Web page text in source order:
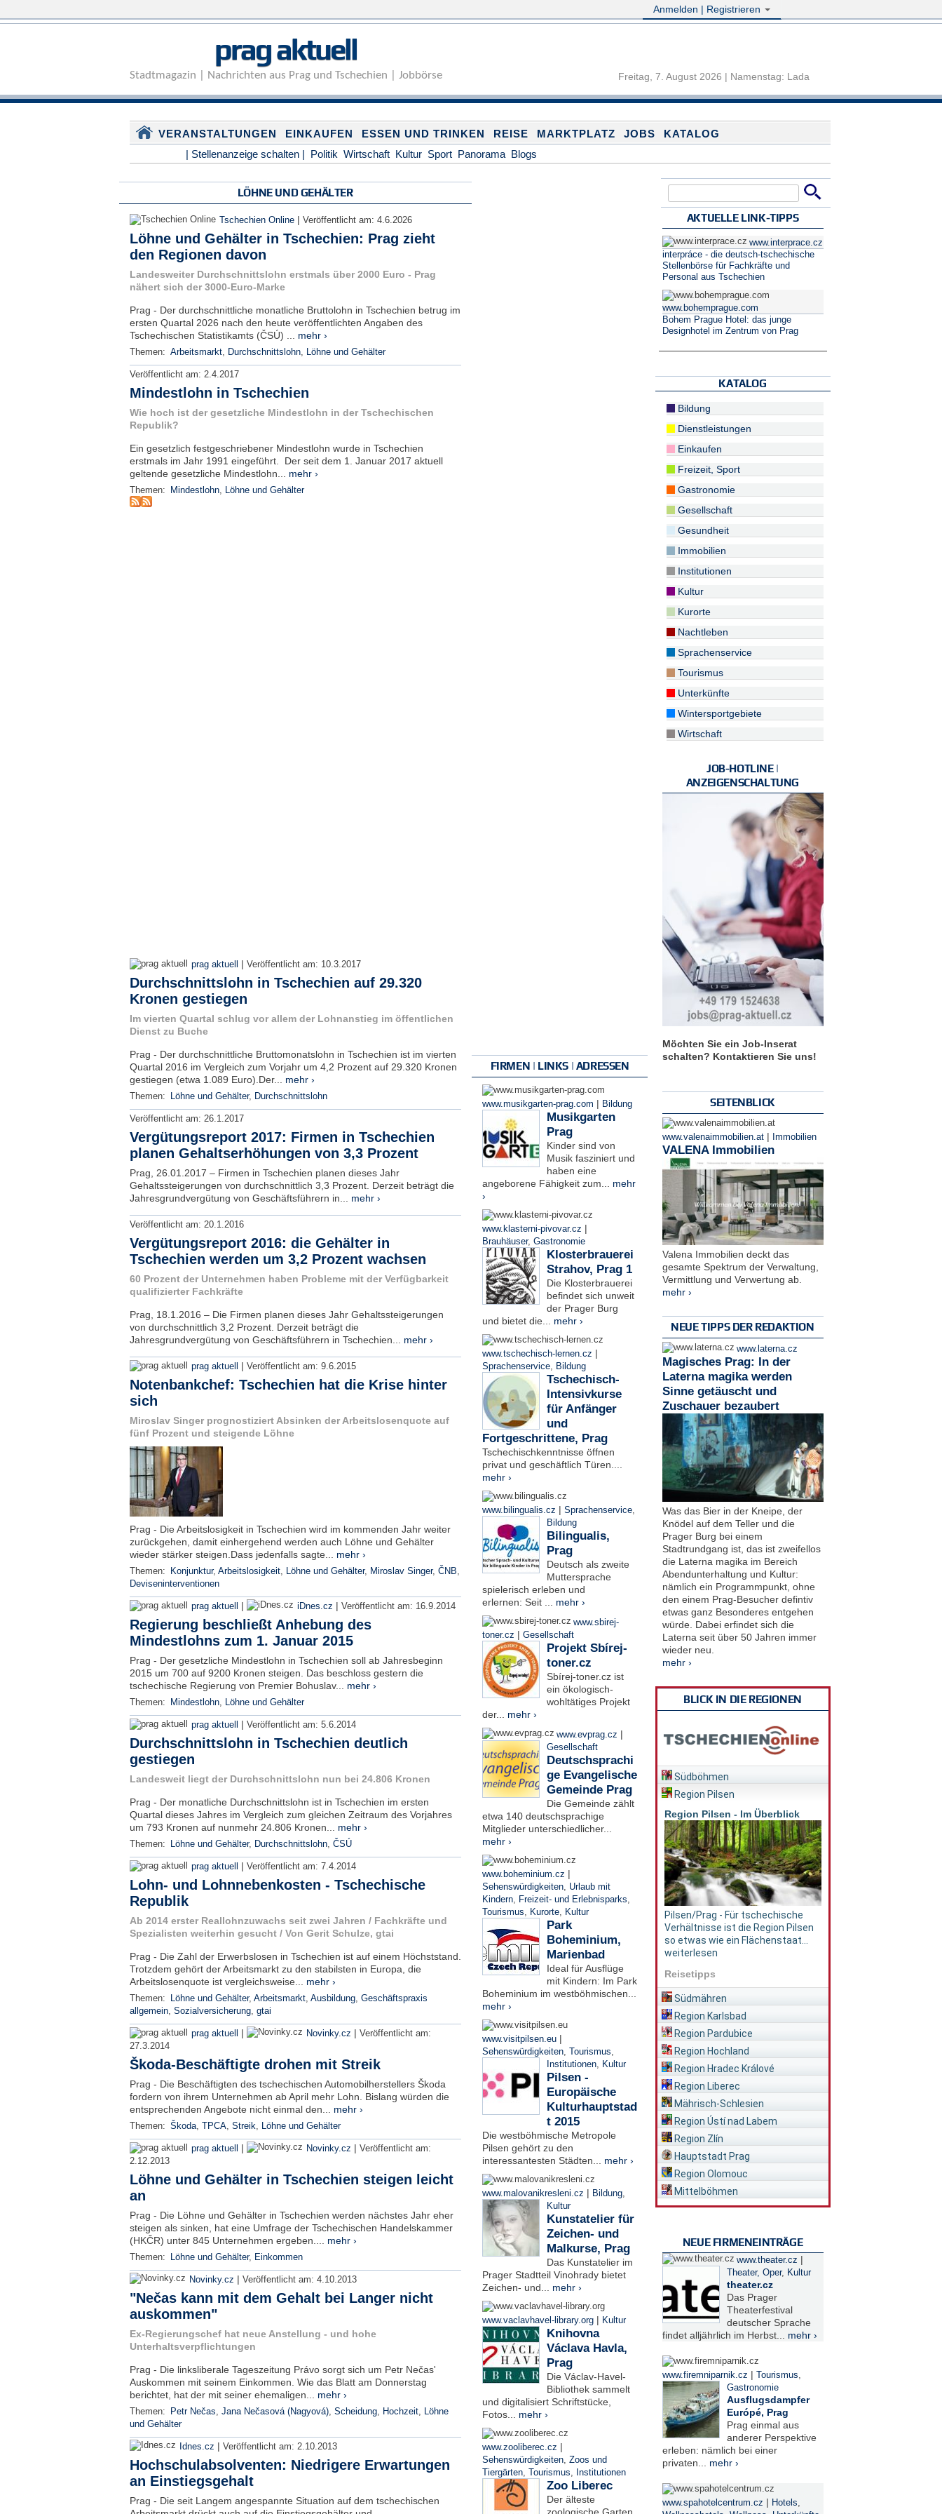
Anmelden | Registrieren
prag aktuell
Stadtmagazin | Nachrichten aus Prag und Tschechien | Jobbörse Freitag, 7. August 2026 | Namenstag: Lada
VERANSTALTUNGEN EINKAUFEN ESSEN UND TRINKEN REISE MARKTPLATZ JOBS
KATALOG
| Stellenanzeige schalten | Politik Wirtschaft Kultur Sport Panorama Blogs
LÖHNE UND GEHÄLTER
Tschechien Online | Veröffentlicht am: 4.6.2026
Löhne und Gehälter in Tschechien: Prag zieht
den Regionen davon
Landesweiter Durchschnittslohn erstmals über 2000 Euro - Prag
nähert sich der 3000-Euro-Marke
Prag - Der durchschnittliche monatliche Bruttolohn in Tschechien betrug im
ersten Quartal 2026 nach den heute veröffentlichten Angaben des
Tschechischen Statistikamts (ČSÚ) ... mehr ›
Themen: Arbeitsmarkt, Durchschnittslohn, Löhne und Gehälter
Veröffentlicht am: 2.4.2017
Mindestlohn in Tschechien
Wie hoch ist der gesetzliche Mindestlohn in der Tschechischen
Republik?
Ein gesetzlich festgeschriebener Mindestlohn wurde in Tschechien
erstmals im Jahr 1991 eingeführt. Der seit dem 1. Januar 2017 aktuell
geltende gesetzliche Mindestlohn... mehr ›
Themen: Mindestlohn, Löhne und Gehälter
prag aktuell | Veröffentlicht am: 10.3.2017
Durchschnittslohn in Tschechien auf 29.320
Kronen gestiegen
Im vierten Quartal schlug vor allem der Lohnanstieg im öffentlichen
Dienst zu Buche
Prag - Der durchschnittliche Bruttomonatslohn in Tschechien ist im vierten
Quartal 2016 im Vergleich zum Vorjahr um 4,2 Prozent auf 29.320 Kronen
gestiegen (etwa 1.089 Euro).Der... mehr ›
Themen: Löhne und Gehälter, Durchschnittslohn
Veröffentlicht am: 26.1.2017
Vergütungsreport 2017: Firmen in Tschechien
planen Gehaltserhöhungen von 3,3 Prozent
Prag, 26.01.2017 – Firmen in Tschechien planen dieses Jahr
Gehaltssteigerungen von durchschnittlich 3,3 Prozent. Derzeit beträgt die
Jahresgrundvergütung von Geschäftsführern in... mehr ›
Veröffentlicht am: 20.1.2016
Vergütungsreport 2016: die Gehälter in
Tschechien werden um 3,2 Prozent wachsen
60 Prozent der Unternehmen haben Probleme mit der Verfügbarkeit
qualifizierter Fachkräfte
Prag, 18.1.2016 – Die Firmen planen dieses Jahr Gehaltssteigerungen
von durchschnittlich 3,2 Prozent. Derzeit beträgt die
Jahresgrundvergütung von Geschäftsführern in Tschechien... mehr ›
prag aktuell | Veröffentlicht am: 9.6.2015
Notenbankchef: Tschechien hat die Krise hinter
sich
Miroslav Singer prognostiziert Absinken der Arbeitslosenquote auf
fünf Prozent und steigende Löhne
Prag - Die Arbeitslosigkeit in Tschechien wird im kommenden Jahr weiter
zurückgehen, damit einhergehend werden auch Löhne und Gehälter
wieder stärker steigen.Dass jedenfalls sagte... mehr ›
Themen: Konjunktur, Arbeitslosigkeit, Löhne und Gehälter, Miroslav Singer, ČNB,
Deviseninterventionen
prag aktuell | iDnes.cz | Veröffentlicht am: 16.9.2014
Regierung beschließt Anhebung des
Mindestlohns zum 1. Januar 2015
Prag - Der gesetzliche Mindestlohn in Tschechien soll ab Jahresbeginn
2015 um 700 auf 9200 Kronen steigen. Das beschloss gestern die
tschechische Regierung von Premier Bohuslav... mehr ›
Themen: Mindestlohn, Löhne und Gehälter
prag aktuell | Veröffentlicht am: 5.6.2014
Durchschnittslohn in Tschechien deutlich
gestiegen
Landesweit liegt der Durchschnittslohn nun bei 24.806 Kronen
Prag - Der monatliche Durchschnittslohn ist in Tschechien im ersten
Quartal dieses Jahres im Vergleich zum gleichen Zeitraum des Vorjahres
um 793 Kronen auf nunmehr 24.806 Kronen... mehr ›
Themen: Löhne und Gehälter, Durchschnittslohn, ČSÚ
prag aktuell | Veröffentlicht am: 7.4.2014
Lohn- und Lohnnebenkosten - Tschechische
Republik
Ab 2014 erster Reallohnzuwachs seit zwei Jahren / Fachkräfte und
Spezialisten weiterhin gesucht / Von Gerit Schulze, gtai
Prag - Die Zahl der Erwerbslosen in Tschechien ist auf einem Höchststand.
Trotzdem gehört der Arbeitsmarkt zu den stabilsten in Europa, die
Arbeitslosenquote ist vergleichsweise... mehr ›
Themen: Löhne und Gehälter, Arbeitsmarkt, Ausbildung, Geschäftspraxis
allgemein, Sozialversicherung, gtai
prag aktuell | Novinky.cz | Veröffentlicht am:
27.3.2014
Škoda-Beschäftigte drohen mit Streik
Prag - Die Beschäftigten des tschechischen Automobilherstellers Škoda
fordern von ihrem Unternehmen ab April mehr Lohn. Bislang würden die
entsprechenden Angebote nicht einmal den... mehr ›
Themen: Škoda, TPCA, Streik, Löhne und Gehälter
prag aktuell | Novinky.cz | Veröffentlicht am:
2.12.2013
Löhne und Gehälter in Tschechien steigen leicht
an
Prag - Die Löhne und Gehälter in Tschechien werden nächstes Jahr eher
steigen als sinken, hat eine Umfrage der Tschechischen Handelskammer
(HKČR) unter 845 Unternehmen ergeben.... mehr ›
Themen: Löhne und Gehälter, Einkommen
Novinky.cz | Veröffentlicht am: 4.10.2013
"Nečas kann mit dem Gehalt bei Langer nicht
auskommen"
Ex-Regierungschef hat neue Anstellung - und hohe
Unterhaltsverpflichtungen
Prag - Die linksliberale Tageszeitung Právo sorgt sich um Petr Nečas'
Auskommen mit seinem Einkommen. Wie das Blatt am Donnerstag
berichtet, hat der mit seiner ehemaligen... mehr ›
Themen: Petr Nečas, Jana Nečasová (Nagyová), Scheidung, Hochzeit, Löhne
und Gehälter
Idnes.cz | Veröffentlicht am: 2.10.2013
Hochschulabsolventen: Niedrigere Erwartungen
an Einstiegsgehalt
Prag - Die seit Langem angespannte Situation auf dem tschechischen
FIRMEN | LINKS | ADRESSEN
www.musikgarten-prag.com | Bildung
Musikgarten
Prag
Kinder sind von
Musik fasziniert und
haben eine
angeborene Fähigkeit zum... mehr
›
www.klasterni-pivovar.cz |
Brauhäuser, Gastronomie
Klosterbrauerei
Strahov, Prag 1
Die Klosterbrauerei
befindet sich unweit
der Prager Burg
und bietet die... mehr ›
www.tschechisch-lernen.cz |
Sprachenservice, Bildung
Tschechisch-
Intensivkurse
für Anfänger
und
Fortgeschrittene, Prag
Tschechischkenntnisse öffnen
privat und geschäftlich Türen....
mehr ›
www.bilingualis.cz | Sprachenservice,
Bildung
Bilingualis,
Prag
Deutsch als zweite
Muttersprache
spielerisch erleben und
erlernen: Seit ... mehr ›
www.sbirej-
toner.cz | Gesellschaft
Projekt Sbírej-
toner.cz
Sbírej-toner.cz ist
ein ökologisch-
wohltätiges Projekt
der... mehr ›
www.evprag.cz |
Gesellschaft
Deutschsprachi
ge Evangelische
Gemeinde Prag
Die Gemeinde zählt
etwa 140 deutschsprachige
Mitglieder unterschiedlicher...
mehr ›
www.boheminium.cz |
Sehenswürdigkeiten, Urlaub mit
Kindern, Freizeit- und Erlebnisparks,
Tourismus, Kurorte, Kultur
Park
Boheminium,
Marienbad
Ideal für Ausflüge
mit Kindern: Im Park
Boheminium im westböhmischen...
mehr ›
www.visitpilsen.eu |
Sehenswürdigkeiten, Tourismus,
Institutionen, Kultur
Pilsen -
Europäische
Kulturhauptstad
t 2015
Die westböhmische Metropole
Pilsen gehört zu den
interessantesten Städten... mehr ›
www.malovanikresleni.cz | Bildung,
Kultur
Kunstatelier für
Zeichen- und
Malkurse, Prag
Das Kunstatelier im
Prager Stadtteil Vinohrady bietet
Zeichen- und... mehr ›
www.vaclavhavel-library.org | Kultur
Knihovna
Václava Havla,
Prag
Die Václav-Havel-
Bibliothek sammelt
und digitalisiert Schriftstücke,
Fotos... mehr ›
www.zooliberec.cz |
Sehenswürdigkeiten, Zoos und
Tiergärten, Tourismus, Institutionen
Zoo Liberec
Der älteste
AKTUELLE LINK-TIPPS
www.interprace.cz
interpráce - die deutsch-tschechische
Stellenbörse für Fachkräfte und
Personal aus Tschechien
www.bohemprague.com
Bohem Prague Hotel: das junge
Designhotel im Zentrum von Prag
KATALOG
Bildung
Dienstleistungen
Einkaufen
Freizeit, Sport
Gastronomie
Gesellschaft
Gesundheit
Immobilien
Institutionen
Kultur
Kurorte
Nachtleben
Sprachenservice
Tourismus
Unterkünfte
Wintersportgebiete
Wirtschaft
JOB-HOTLINE |
ANZEIGENSCHALTUNG
Möchten Sie ein Job-Inserat
schalten? Kontaktieren Sie uns!
SEITENBLICK
www.valenaimmobilien.at | Immobilien
VALENA Immobilien
Valena Immobilien deckt das
gesamte Spektrum der Verwaltung,
Vermittlung und Verwertung ab.
mehr ›
NEUE TIPPS DER REDAKTION
www.laterna.cz
Magisches Prag: In der
Laterna magika werden
Sinne getäuscht und
Zuschauer bezaubert
Was das Bier in der Kneipe, der
Knödel auf dem Teller und die
Prager Burg bei einem
Stadtrundgang ist, das ist zweifellos
die Laterna magika im Bereich
Abendunterhaltung und Kultur:
nämlich ein Programmpunkt, ohne
den einem Prag-Besucher defintiv
etwas ganz Besonderes entgehen
würde. Dabei erfindet sich die
Laterna seit über 50 Jahren immer
wieder neu.
mehr ›
BLICK IN DIE REGIONEN
Südböhmen
Region Pilsen
Region Pilsen - Im Überblick
Pilsen/Prag - Für tschechische
Verhältnisse ist die Region Pilsen
so etwas wie ein Flächenstaat...
weiterlesen
Reisetipps
Südmähren
Region Karlsbad
Region Pardubice
Region Hochland
Region Hradec Králové
Region Liberec
Mährisch-Schlesien
Region Ústí nad Labem
Region Zlín
Hauptstadt Prag
Region Olomouc
Mittelböhmen
NEUE FIRMENEINTRÄGE
www.theater.cz |
Theater, Oper, Kultur
theater.cz
Das Prager
Theaterfestival
deutscher Sprache
findet alljährlich im Herbst... mehr ›
www.firemniparnik.cz | Tourismus
Gastronomie
Ausflugsdampfer
Európé, Prag
Prag einmal aus
anderer Perspektive
erleben: nämlich bei einer
privaten... mehr ›
www.spahotelcentrum.cz | Hotels